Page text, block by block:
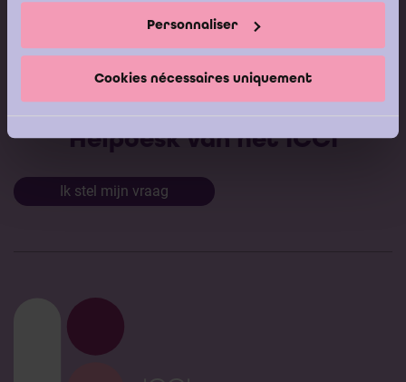
Personnaliser
Cookies nécessaires uniquement
Boeken
Helpdesk van het ICCI
Ik stel mijn vraag